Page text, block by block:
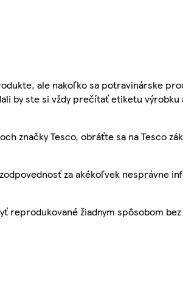
ale nakoľko sa potravinárske
by ste si vždy prečítať etiketu
značky Tesco, obráťte sa na Tesco
za akékoľvek nesprávne
žiadnym spôsobom